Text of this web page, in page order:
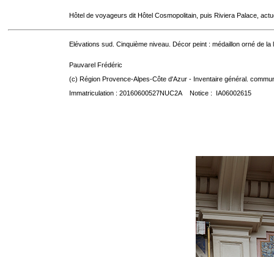
Hôtel de voyageurs dit Hôtel Cosmopolitain, puis Riviera Palace,
Elévations sud. Cinquième niveau. Décor peint : médaillon orné de la
Pauvarel Frédéric
(c) Région Provence-Alpes-Côte d'Azur - Inventaire général.
Immatriculation : 20160600527NUC2A Notice : IA06002615